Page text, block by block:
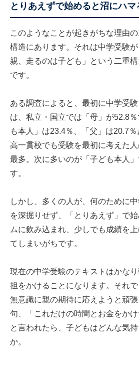
とりあえずで始めると沼にハマ
このようなことが起きがちな理由
構造にあります。それは中学受験
親、走るのは子ども」という二重
です。
ある調査によると、最初に中学受
は、私立・国立では「母」が52.8
も本人」は23.4％、「父」は20.7
高一貫校でも受験を最初に考えた
最多。次に多いのが「子ども本人
す。
しかし、多くの人が、何のために
を深掘りせず、「とりあえず」で
ムに飲み込まれ、少しでも成績を
てしまいがちです。
現在の中学受験のテキストはかな
担をかけることになります。それ
無意識に親の期待に応えようと頑
句、「これだけの時間とお金をかけ
と言われたら、子どもはどんな気
か。